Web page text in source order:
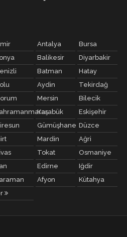
Antalya
Bursa
Balikesir
Diyarbakir
Batman
Hatay
Aydin
Tekirdağ
Mersin
Bilecik
Karabük
Eskişehir
Gümüşhane Düzce
Mardin
Ağri
Tokat
Osmaniye
Edirne
Iğdir
Afyon
Kütahya